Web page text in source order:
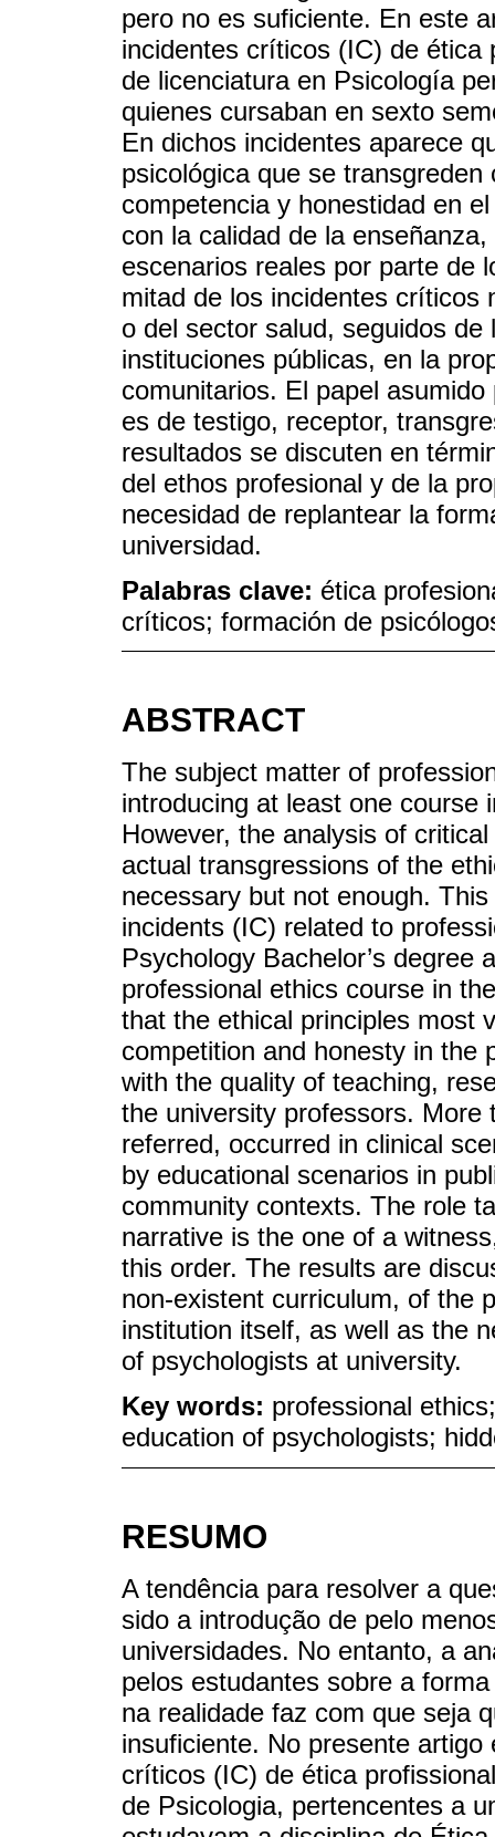
pero no es suficiente. En este
incidentes críticos (IC) de ética
de licenciatura en Psicología
quienes cursaban en sexto
En dichos incidentes aparece
psicológica que se
competencia y honestidad en
con la calidad de la
escenarios reales por parte de
mitad de los incidentes críticos
o del sector salud, seguidos
instituciones públicas, en la
comunitarios. El papel
es de testigo, receptor,
resultados se discuten en
del ethos profesional y de la
necesidad de replantear la
universidad.
Palabras clave: ética
críticos; formación de
ABSTRACT
The subject matter of
introducing at least one course
However, the analysis of
actual transgressions of the
necessary but not enough.
incidents (IC) related to
Psychology Bachelor’s degree
professional ethics course in
that the ethical principles most
competition and honesty in the
with the quality of teaching,
the university professors.
referred, occurred in clinical
by educational scenarios in
community contexts. The role
narrative is the one of a
this order. The results are
non-existent curriculum, of the
institution itself, as well as the
of psychologists at university.
Key words: professional
education of psychologists;
RESUMO
A tendência para resolver a
sido a introdução de pelo
universidades. No entanto, a
pelos estudantes sobre a
na realidade faz com que seja
insuficiente. No presente
críticos (IC) de ética
de Psicologia, pertencentes a